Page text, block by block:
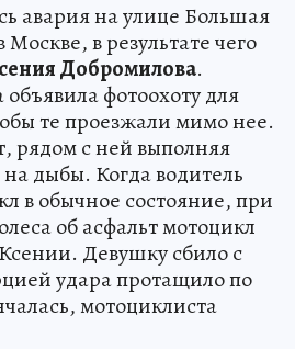
авария на улице Большая
в результате чего
Добромилова.
фотоохоту для
те проезжали мимо нее.
рядом с ней выполняя
дыбы. Когда водитель
в обычное состояние, при
об асфальт мотоцикл
Девушку сбило с
удара протащило по
мотоциклиста